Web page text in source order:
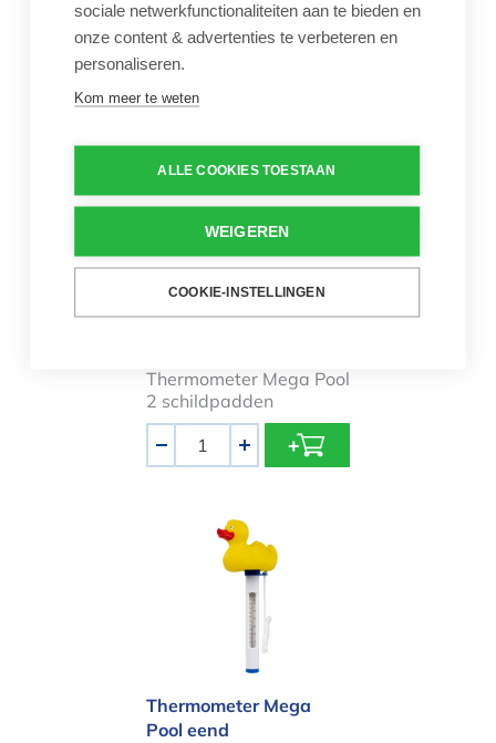
Aantal
- +
Thermometer Mega Pool 2
Thermometer Mega
Pool 2 schildpadden
Thermometer Mega Pool
2 schildpadden
+
Thermometer Mega Pool eend
Thermometer Mega
Pool eend
sociale netwerkfunctionaliteiten aan te bieden en
onze content & advertenties te verbeteren en
personaliseren.
Kom meer te weten
ALLE COOKIES TOESTAAN
WEIGEREN
COOKIE-INSTELLINGEN